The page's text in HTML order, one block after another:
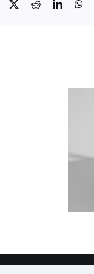
Facebook
X Reddit
de
:
des